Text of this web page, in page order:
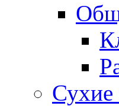
Сухие